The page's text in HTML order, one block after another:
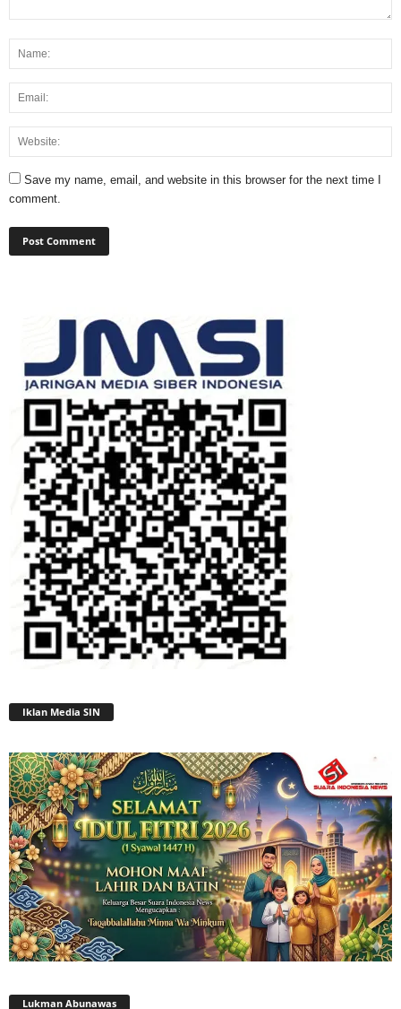
Save my name, email, and website in this browser for the next time I
comment.
Iklan Media SIN
Lukman Abunawas